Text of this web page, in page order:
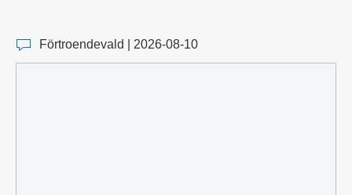
Förtroendevald | 2026-08-10